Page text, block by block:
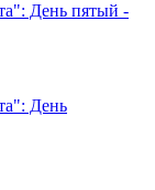
День пятый -
День